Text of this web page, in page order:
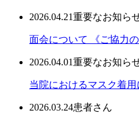
2026.04.21重要なお知ら
面会について 《ご協力の
2026.04.01重要なお知ら
当院におけるマスク着用
2026.03.24患者さん